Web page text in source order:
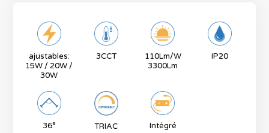
DALLAS - Embout pour rail 3 allumages
blanc 220V
Référence :
DALLAS - Jonction pour rail 3 allumages
blanc 220V
Référence : 832411B
ajustables:
15W / 20W /
30W
3CCT
110Lm/W
3300Lm
IP20
36° TRIAC Intégré